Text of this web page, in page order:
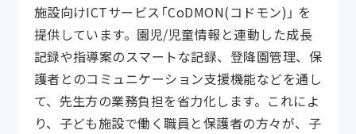
施設向けICTサービス「CoDMON(コドモン)」 を
提供しています。園児/児童情報と連動した成長
記録や指導案のスマートな記録、登降園管理、保
護者とのコミュニケーション支援機能などを通し
て、先生方の業務負担を省力化します。これによ
り、子ども施設で働く職員と保護者の方々が、子